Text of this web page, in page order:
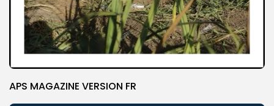
APS MAGAZINE VERSION FR